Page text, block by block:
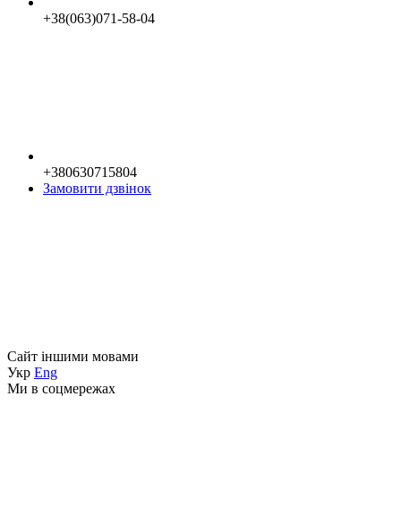
+38(063)071-58-04
+380630715804
Замовити дзвінок
Сайт іншими мовами
Укр Eng
Ми в соцмережах